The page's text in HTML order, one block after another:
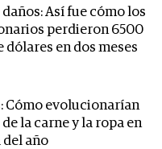
Así fue cómo los
perdieron 6500
dólares en dos meses
Cómo evolucionarían
la carne y la ropa en
del año